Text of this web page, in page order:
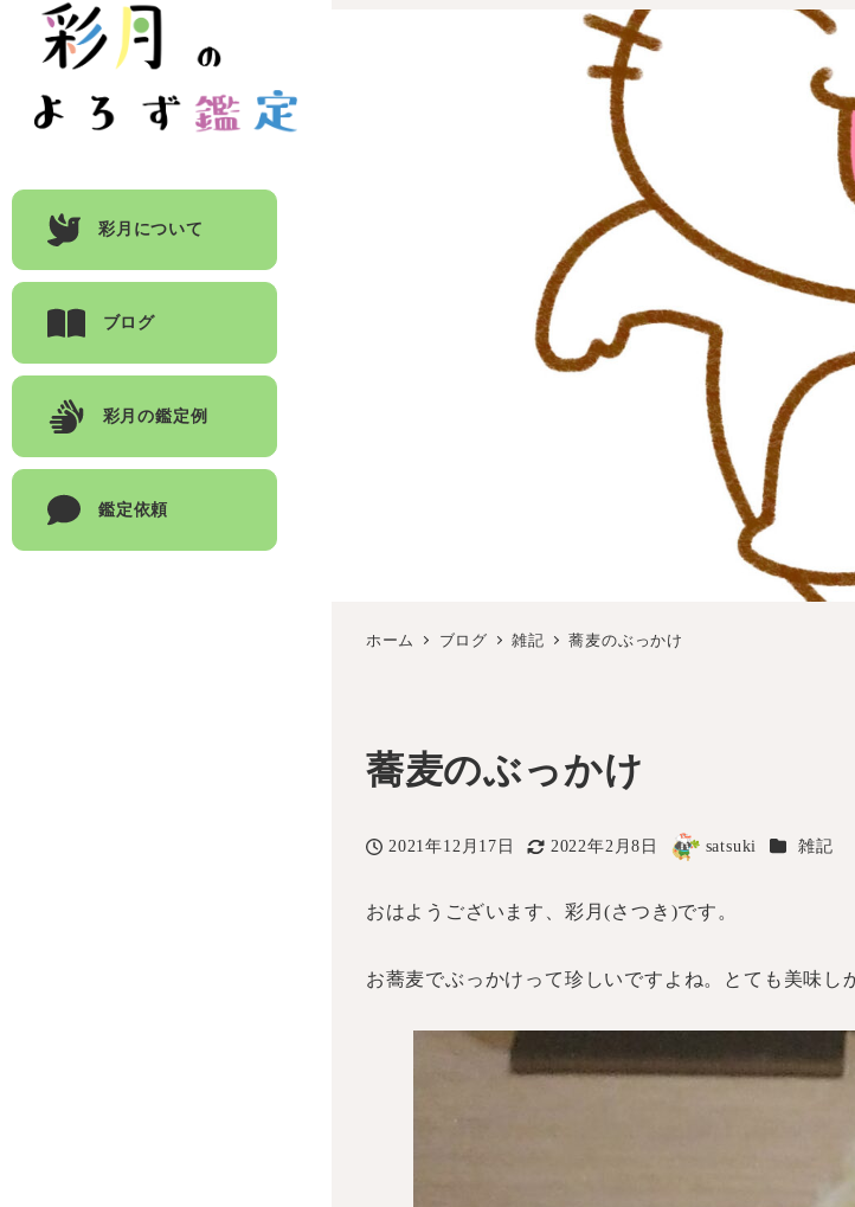
彩月について
ブログ
彩月の鑑定例
鑑定依頼
ホーム ブログ 雑記 蕎麦のぶっかけ
蕎麦のぶっかけ
投稿日
2021年12月17日
更新日
2022年2月8日
著
satsuki カテゴリー
雑記
おはようございます、彩月(さつき)です。
お蕎麦でぶっかけって珍しいですよね。とても美味し